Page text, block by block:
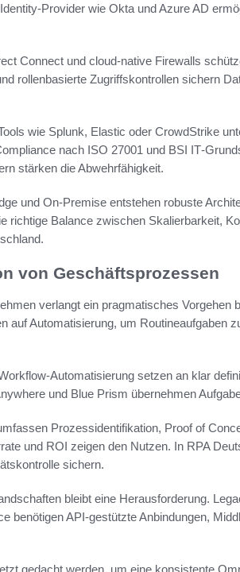
Provider wie Okta und Azure AD
Connect und cloud-native Firewalls
rollenbasierte Zugriffskontrollen sichern
wie Splunk, Elastic oder CrowdStrike
nach ISO 27001 und BSI
stärken die Abwehrfähigkeit.
und On‑Premise entstehen robuste
richtige Balance zwischen Skalierbarkeit,
von Geschäftsprozessen
verlangt ein pragmatisches Vorgehen
auf Automatisierung, um Routineaufgaben
Automatisierung setzen an klar
und Blue Prism übernehmen
Prozessidentifikation, Proof of
und ROI zeigen den Nutzen. In RPA
sichern.
bleibt eine Herausforderung.
benötigen API-gestützte Anbindungen,